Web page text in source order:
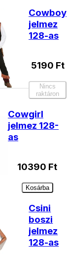
Cowboy
jelmez
128-as
5190 Ft
Nincs
raktáron
Cowgirl
jelmez 128-
as
10390 Ft
Kosárba
Csini
boszi
jelmez
128-as